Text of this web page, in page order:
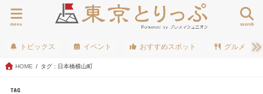
search
menu
トピックス イベント おすすめスポット グルメ
HOME タグ : 日本橋横山町
TAG